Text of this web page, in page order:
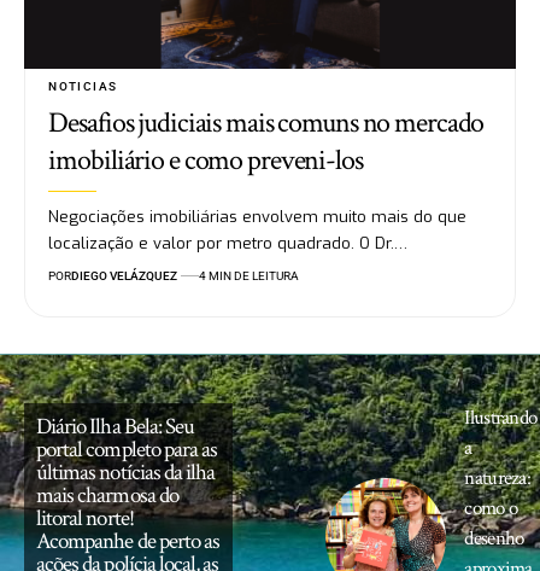
NOTICIAS
Desafios judiciais mais comuns no mercado
imobiliário e como preveni-los
Negociações imobiliárias envolvem muito mais do que
localização e valor por metro quadrado. O Dr.…
PORDIEGO VELÁZQUEZ 4 MIN DE LEITURA
Diário Ilha Bela: Seu
portal completo para as
últimas notícias da ilha
mais charmosa do
litoral norte!
Acompanhe de perto as
ações da polícia local, as
Ilustrando
a
natureza:
como o
desenho